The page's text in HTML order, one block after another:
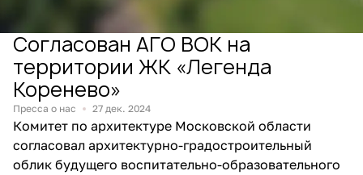
Согласован АГО ВОК на
территории ЖК «Легенда
Коренево»
Пресса о нас 27 дек. 2024
Комитет по архитектуре Московской области
согласовал архитектурно-градостроительный
облик будущего воспитательно-образовательного